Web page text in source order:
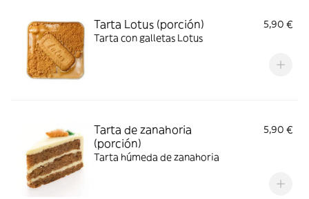
Tarta Lotus (porción)
5,90 €
Tarta con galletas Lotus
Tarta de zanahoria
(porción)
5,90 €
Tarta húmeda de zanahoria